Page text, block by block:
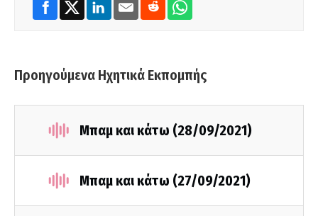
Προηγούμενα Ηχητικά Εκπομπής
Μπαμ και κάτω (28/09/2021)
Μπαμ και κάτω (27/09/2021)